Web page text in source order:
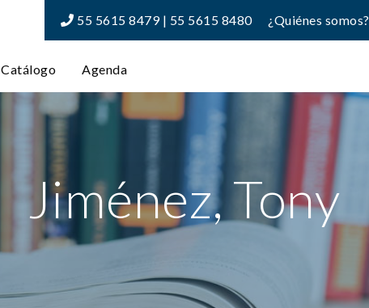
55 5615 8479 | 55 5615 8480 ¿Quiénes somos?
Catálogo Agenda
Jiménez, Tony